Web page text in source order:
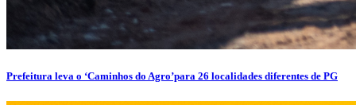
Prefeitura leva o ‘Caminhos do Agro’para 26 localidades diferentes de PG